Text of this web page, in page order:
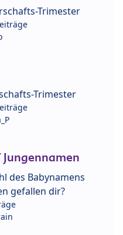
Trimester
Trimester
des Babynamens
gefallen dir?